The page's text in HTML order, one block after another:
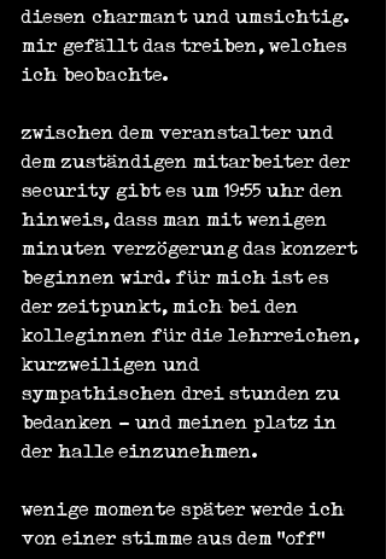
diesen charmant und umsichtig.
mir gefällt das treiben, welches
ich beobachte.
zwischen dem veranstalter und
dem zuständigen mitarbeiter der
security gibt es um 19:55 uhr den
hinweis, dass man mit wenigen
minuten verzögerung das konzert
beginnen wird. für mich ist es
der zeitpunkt, mich bei den
kolleginnen für die lehrreichen,
kurzweiligen und
sympathischen drei stunden zu
bedanken - und meinen platz in
der halle einzunehmen.
wenige momente später werde ich
von einer stimme aus dem "off"